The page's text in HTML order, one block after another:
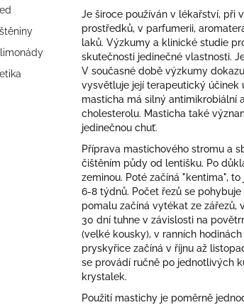
Je široce používán v lékařství, při
prostředků, v parfumerii,
laků. Výzkumy a klinické studie
skutečnosti jedinečné vlastnosti.
V současné době výzkumy
vysvětluje její terapeutický
masticha má silný antimikrobiální
cholesterolu. Masticha také
jedinečnou chuť.
Příprava mastichového stromu a
čištěním půdy od lentišku. Po
zeminou. Poté začíná "kentima",
6-8 týdnů. Počet řezů se
pomalu začíná vytékat ze zářezů,
30 dní tuhne v závislosti na
(velké kousky), v ranních
pryskyřice začíná v říjnu až
se provádí ručně po jednotlivých
krystalek.
Použití mastichy je poměrně